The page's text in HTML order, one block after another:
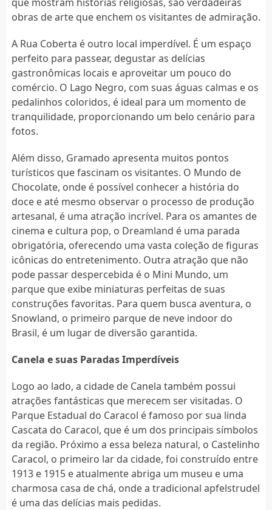
obras de arte que enchem os visitantes de admiração.
A Rua Coberta é outro local imperdível. É um espaço
perfeito para passear, degustar as delícias
gastronômicas locais e aproveitar um pouco do
comércio. O Lago Negro, com suas águas calmas e os
pedalinhos coloridos, é ideal para um momento de
tranquilidade, proporcionando um belo cenário para
fotos.
Além disso, Gramado apresenta muitos pontos
turísticos que fascinam os visitantes. O Mundo de
Chocolate, onde é possível conhecer a história do
doce e até mesmo observar o processo de produção
artesanal, é uma atração incrível. Para os amantes de
cinema e cultura pop, o Dreamland é uma parada
obrigatória, oferecendo uma vasta coleção de figuras
icônicas do entretenimento. Outra atração que não
pode passar despercebida é o Mini Mundo, um
parque que exibe miniaturas perfeitas de suas
construções favoritas. Para quem busca aventura, o
Snowland, o primeiro parque de neve indoor do
Brasil, é um lugar de diversão garantida.
Canela e suas Paradas Imperdíveis
Logo ao lado, a cidade de Canela também possui
atrações fantásticas que merecem ser visitadas. O
Parque Estadual do Caracol é famoso por sua linda
Cascata do Caracol, que é um dos principais símbolos
da região. Próximo a essa beleza natural, o Castelinho
Caracol, o primeiro lar da cidade, foi construído entre
1913 e 1915 e atualmente abriga um museu e uma
charmosa casa de chá, onde a tradicional apfelstrudel
é uma das delícias mais pedidas.